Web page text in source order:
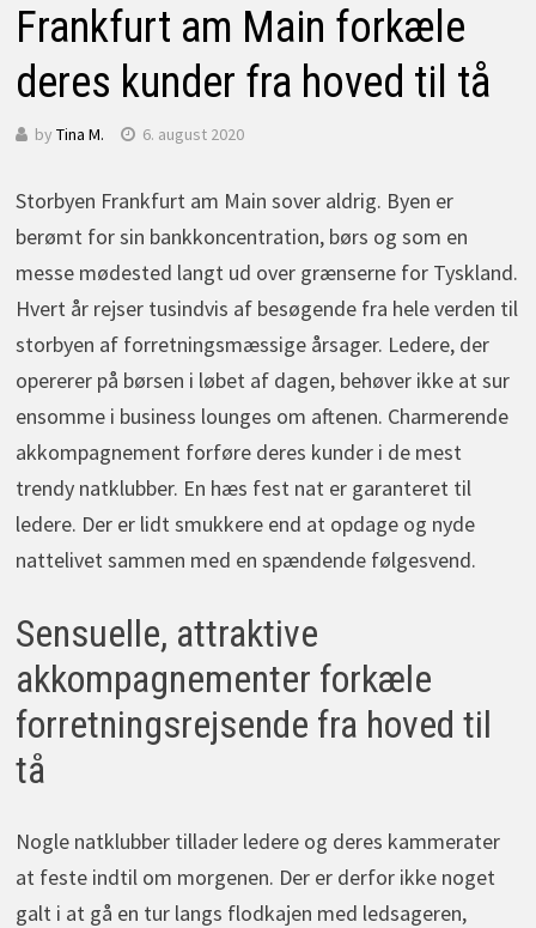
Frankfurt am Main forkæle
deres kunder fra hoved til tå
by Tina M. 6. august 2020
Storbyen Frankfurt am Main sover aldrig. Byen er
berømt for sin bankkoncentration, børs og som en
messe mødested langt ud over grænserne for Tyskland.
Hvert år rejser tusindvis af besøgende fra hele verden til
storbyen af forretningsmæssige årsager. Ledere, der
opererer på børsen i løbet af dagen, behøver ikke at sur
ensomme i business lounges om aftenen. Charmerende
akkompagnement forføre deres kunder i de mest
trendy natklubber. En hæs fest nat er garanteret til
ledere. Der er lidt smukkere end at opdage og nyde
nattelivet sammen med en spændende følgesvend.
Sensuelle, attraktive
akkompagnementer forkæle
forretningsrejsende fra hoved til
tå
Nogle natklubber tillader ledere og deres kammerater
at feste indtil om morgenen. Der er derfor ikke noget
galt i at gå en tur langs flodkajen med ledsageren,